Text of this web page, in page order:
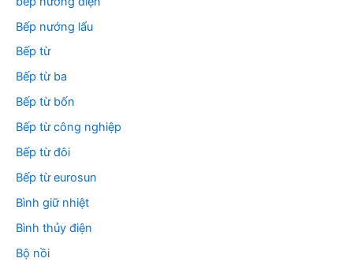
Bếp nướng lẩu
Bếp từ
Bếp từ ba
Bếp từ bốn
Bếp từ công nghiệp
Bếp từ đôi
Bếp từ eurosun
Bình giữ nhiệt
Bình thủy điện
Bộ nồi